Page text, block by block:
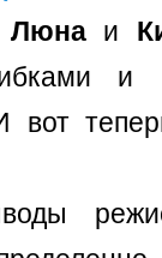
Люнаи
и
вот